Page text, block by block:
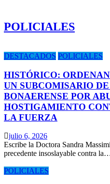
POLICIALES
DESTACADOS POLICIALES
HISTÓRICO:
UN SUBCOMISARIO
BONAERENSE POR
HOSTIGAMIENTO
LA FUERZA
julio 6, 2026
Escribe la Doctora Sandra
precedente insoslayable contra
POLICIALES